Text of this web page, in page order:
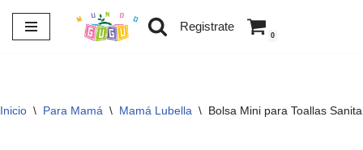
Saltar
Registrate
0
Inicio \ Para Mamá \ Mamá Lubella \ Bolsa Mini para Toallas